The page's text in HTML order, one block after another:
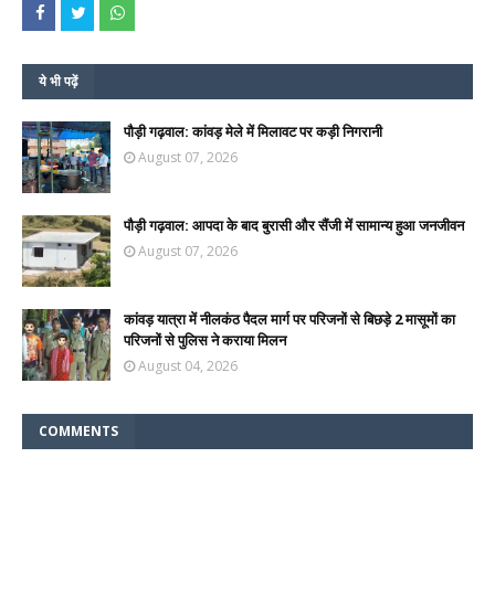
ये भी पढ़ें
पौड़ी गढ़वाल: कांवड़ मेले में मिलावट पर कड़ी निगरानी
August 07, 2026
पौड़ी गढ़वाल: आपदा के बाद बुरासी और सैंजी में सामान्य हुआ जनजीवन
August 07, 2026
कांवड़ यात्रा में नीलकंठ पैदल मार्ग पर परिजनों से बिछड़े 2 मासूमों का
परिजनों से पुलिस ने कराया मिलन
August 04, 2026
COMMENTS